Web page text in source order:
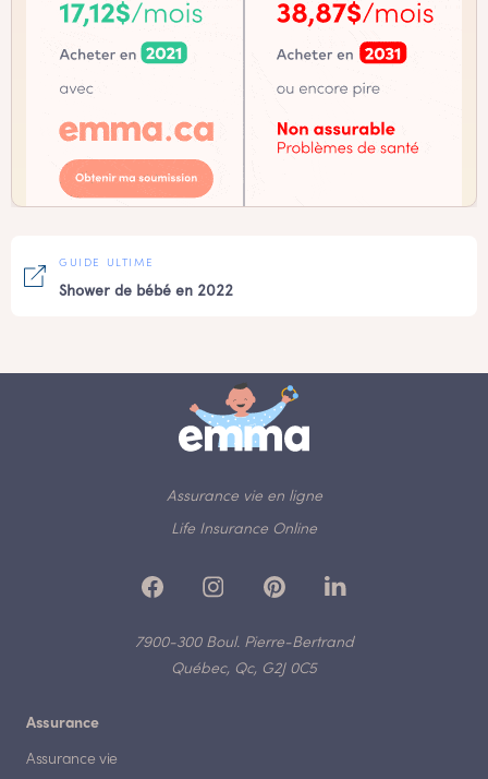
GUIDE ULTIME
Shower de bébé en 2022
Assurance vie en ligne
Life Insurance Online
7900-300 Boul. Pierre-Bertrand
Québec, Qc, G2J 0C5
Assurance
Assurance vie